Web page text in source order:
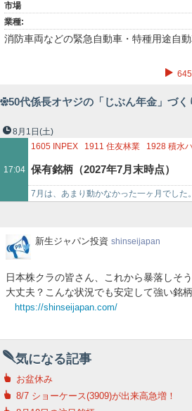
市場
業種:
消防車両などの緊急自動車・特種用途自動
50代係長オヤジの「じぶん年金」づく
8月1日 (土)
17:04
1605 INPEX 1911 住友林業 1928 積水
2060
フィード・ワン
パーソルホー
2337 いちご
アサヒグループホール
2734サーラコーポレーション 2918わら
4251恵和 4554富士製薬工業
保有銘柄（2027年7月末時点）
7月は、あまり動かなかった一ヶ月でした
思考力が落ち、株のことまで考える余裕
新
ャ
パ
ン
新生ジャパン投資 shinseijapan
日本株クラの皆さん、これから暴落しそ
大丈夫？こんな状況でも安定して強い銘
https://shinseijapan.com/
気になる記事
お盆休み
8/7 ショーケース(3909)が出来高急増！